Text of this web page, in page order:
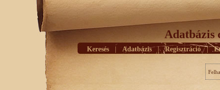
Adatbázis
Keresés Adatbázis | Regisztráció |